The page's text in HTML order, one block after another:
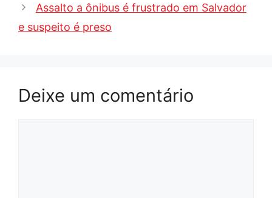
Assalto a ônibus é frustrado em Salvador
e suspeito é preso
Deixe um comentário